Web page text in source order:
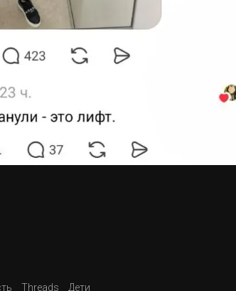
Threads Дети